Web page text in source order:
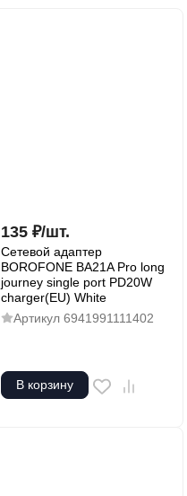
135 ₽/шт.
Сетевой адаптер
BOROFONE BA21A Pro long
journey single port PD20W
charger(EU) White
Артикул 6941991111402
В корзину